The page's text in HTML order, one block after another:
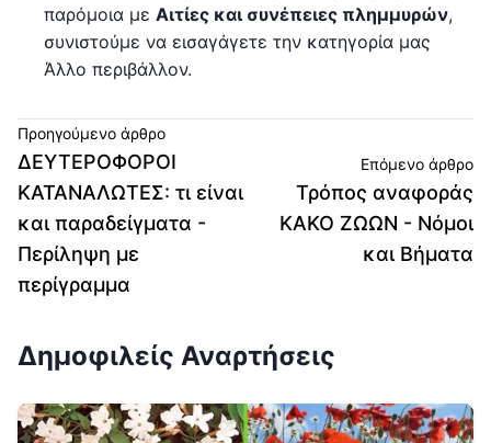
παρόμοια με Αιτίες και συνέπειες πλημμυρών,
συνιστούμε να εισαγάγετε την κατηγορία μας
Άλλο περιβάλλον.
Προηγούμενο άρθρο
ΔΕΥΤΕΡΟΦΟΡΟΙ
ΚΑΤΑΝΑΛΩΤΕΣ: τι είναι
και παραδείγματα -
Περίληψη με
περίγραμμα
Επόμενο άρθρο
Τρόπος αναφοράς
ΚΑΚΟ ΖΩΩΝ - Νόμοι
και Βήματα
Δημοφιλείς Αναρτήσεις